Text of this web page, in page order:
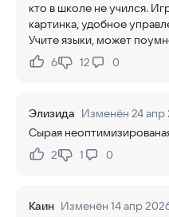
кто в школе не учился.
картинка, удобное
Учите языки, может
Нравится:
6Не нравится:
12 0
Элизида Изменён 24 апр
Сырая
Нравится:
2Не нравится:
1 0
Каин Изменён 14 апр